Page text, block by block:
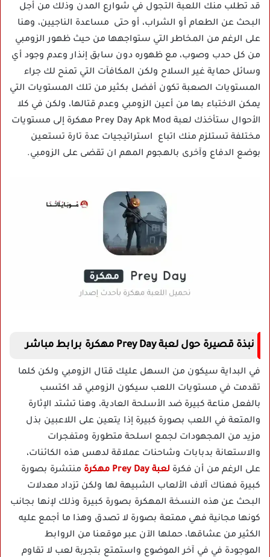
قد تطلب منك اللعبة التجول في شوارع المدن وذلك من أجل
البحث عن الطعام أو الشراب، أو حتى مساعدة الناجيين، وهنا
على الرغم من المخاطر التي ستواجهها من حيث ظهور الزومبي
من كل حدب وصوب، مع ظهوره دون سابق إنذار وعدم وجود أي
وسائل حماية غير السلاح ولكن المكافآت التي تمنح لك جراء
المستويات الصعبة تكون أفضل بكثير من تلك المستويات التي
يمكن الاختباء بها من أعين الزومبي وعدم قتالها، ولكن في كلا
الأحوال ستأخذك لعبة Prey Day Apk Mod مهكرة إلى مستويات
مختلفة تستلزم منك اتباع استراتيجيات عدة تارة تستعين
بوضع الدفاع وآخرى بالهجوم المهم ان تقضى على الزومبي.
نبذة قصيرة حول لعبة Prey Day مهكرة برابط مباشر
في البداية سيكون من السهل عليك قتال الزومبي ولكن كلما
تقدمت في مستويات اللعب سيكون الزومبي قد اكتسب
بالفعل مناعة كبيرة ضد الأسلحة العادية، وهنا تشتد الإثارة
والمتعة في اللعب بصورة كبيرة إذا يتعين على اللاعبين بذل
مزيد من المجهودات لجمع اسلحة متطورة ومتفجرات
والاستعانة بدبابات وشاحنات عملاقة لدهس هذه الكائنات،
على الرغم من أن فكرة لعبة Prey Day مهكرة
منتشرة بصورة
كبيرة فهناك آلاف الألعاب الشبيهة لها ولكن تزداد معدلات
البحث عن هذه النسخة المهكرة بصورة كبيرة وذلك لإنها بجانب
كونها مجانية فهي ممتعة بصورة لا تصدق وهذا ما أجمع عليه
الكثير من عشاقها، حملها الآن عبر موقعنا من الروابط
الموجودة في في آخر الموضوع واستمتع بتجربة لعب لا تقاوم